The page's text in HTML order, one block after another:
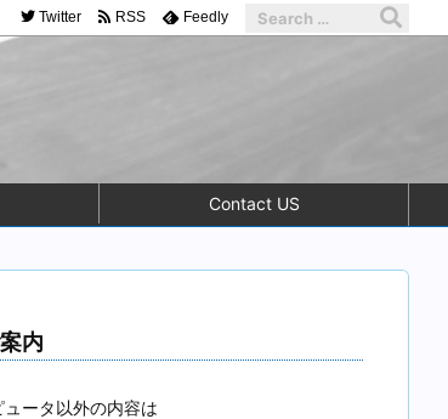
Contact US
Twitter RSS Feedly
内
ュータ以外の内容は